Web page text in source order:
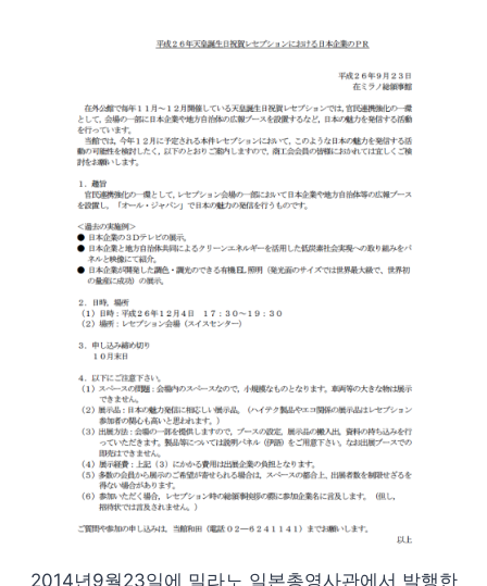
2014년9월23일에 밀라노 일본총영사관에서 발행한